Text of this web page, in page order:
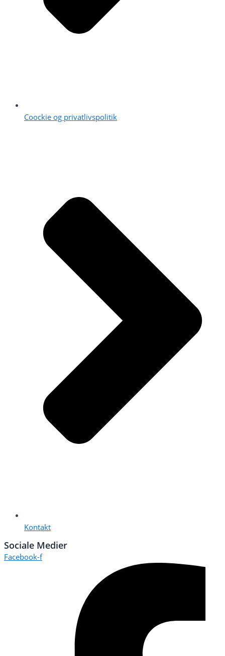
Coockie og privatlivspolitik
Kontakt
Sociale Medier
Facebook-f